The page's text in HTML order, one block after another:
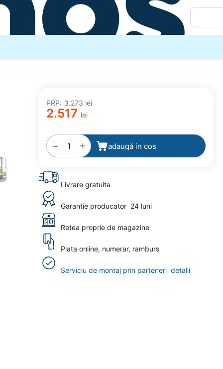
PRP: 3.273 lei
2.517 lei
+
− adaugă in cos
la
favorite
Livrare gratuita
Garantie producator 24 luni
Retea proprie de magazine
Plata online, numerar, ramburs
Serviciu de montaj prin parteneri detalii